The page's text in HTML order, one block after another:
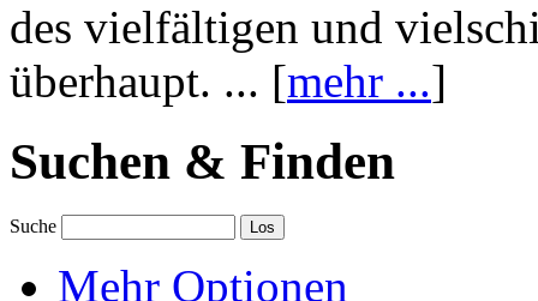
des vielfältigen und
überhaupt. ... [mehr ...]
Suchen & Finden
Suche
Mehr Optionen